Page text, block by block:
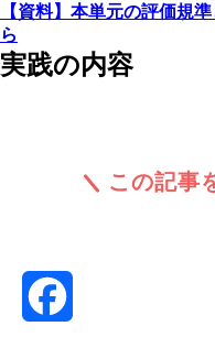
【資料】本単元の評価規
ら
実践の内容
この記事